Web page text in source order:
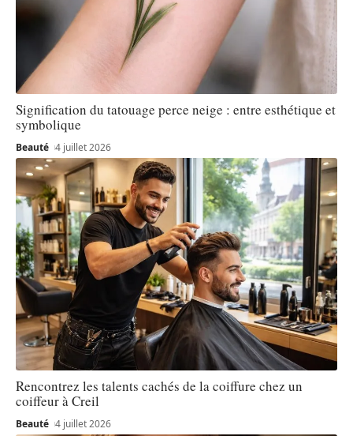
Signification du tatouage perce neige : entre esthétique et
symbolique
Beauté 4 juillet 2026
Rencontrez les talents cachés de la coiffure chez un
coiffeur à Creil
Beauté 4 juillet 2026